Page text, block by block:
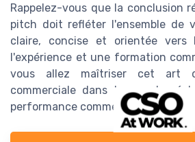
Rappelez-vous que la conclusion
pitch doit refléter l'ensemble de
claire, concise et orientée
l'expérience et une formation
vous allez maîtriser cet art
commerciale dans le monde
performance commerciale.